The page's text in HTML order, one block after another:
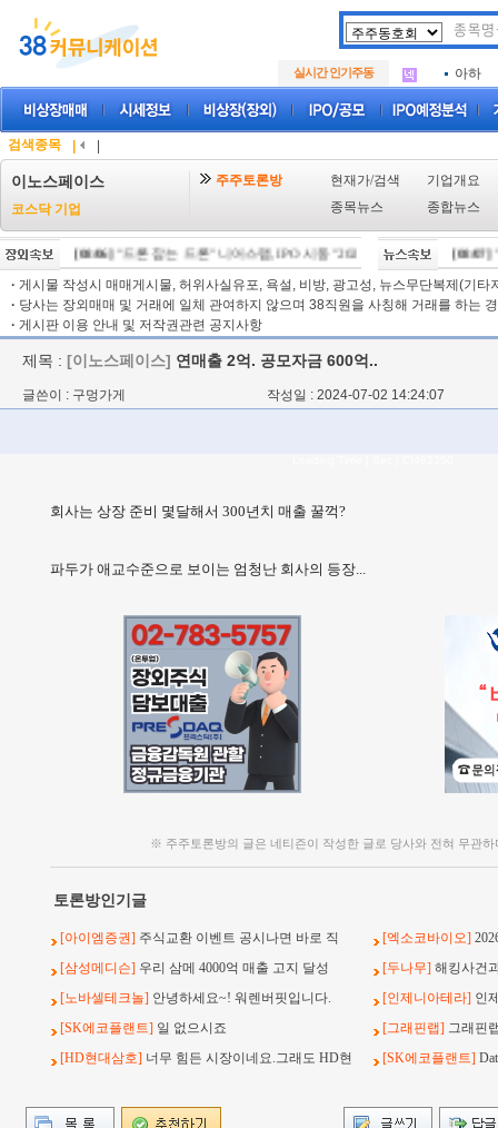
실시간 인기주동
아크로
.
삼성메
아하
.
삼성메
검색종목
이노스페이스
코스닥 기업
주주토론방 현재가/검색
기업개요
종목뉴스
종합뉴스
[08/06]"드론 잡는 드론" 니어스랩, IPO 시동 "2029년 방공망 체계 편입"
[08/07]"
· 게시물 작성시 매매게시물, 허위사실유포, 욕설, 비방, 광고성, 뉴스무단복제(기타
· 당사는 장외매매 및 거래에 일체 관여하지 않으며 38직원을 사칭해 거래를 하는
· 게시판 이용 안내 및 저작권관련 공지사항
제목 : [이노스페이스] 연매출 2억. 공모자금 600억..
글쓴이 : 구멍가게 작성일 : 2024-07-02 14:24:07
회사는 상장 준비 몇달해서 300년치 매출 꿀꺽?
파두가 애교수준으로 보이는 엄청난 회사의 등장...
※ 주주토론방의 글은 네티즌이 작성한 글로 당사와 전혀 무관
토론방인기글
[아이엠증권] 주식교환 이벤트 공시나면 바로 직 [엑소코바이오]
[삼성메디슨] 우리 삼메 4000억 매출 고지 달성 [두나무] 해킹사건
[노바셀테크놀] 안녕하세요~! 워렌버핏입니다. [인제니아테라] 인
[SK에코플랜트] 일 없으시죠 [그래핀랩] 그래핀
[HD현대삼호] 너무 힘든 시장이네요.그래도 HD현 [SK에코플랜트]